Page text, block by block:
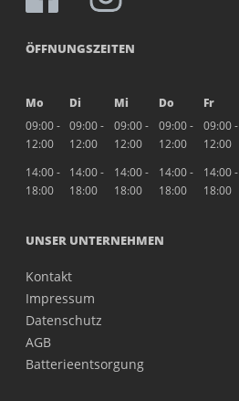
ÖFFNUNGSZEITEN
Mo Di Mi Do Fr
09:00 -
12:00
09:00 -
12:00
09:00 -
12:00
09:00 -
12:00
09:00 -
12:00
14:00 -
18:00
14:00 -
18:00
14:00 -
18:00
14:00 -
18:00
14:00 -
18:00
UNSER UNTERNEHMEN
Kontakt
Impressum
Datenschutz
AGB
Batterieentsorgung